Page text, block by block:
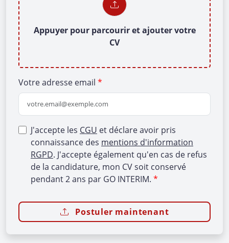
Appuyer pour parcourir et ajouter votre
CV
Votre adresse email
J'accepte les CGU et déclare avoir pris
connaissance des mentions d'information
RGPD. J'accepte également qu'en cas de refus
de la candidature, mon CV soit conservé
pendant 2 ans par GO INTERIM.
Postuler maintenant